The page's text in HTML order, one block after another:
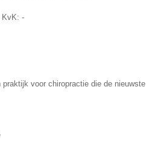
KvK: -
praktijk voor chiropractie die de nieuwste